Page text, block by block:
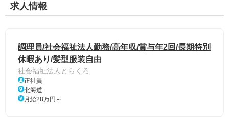
求人情報
調理員/社会福祉法人勤務/高年収/賞与年2回/長期特別
休暇あり/髪型服装自由
社会福祉法人とらくろ
正社員
北海道
月給28万円～